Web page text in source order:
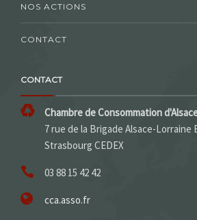
NOS ACTIONS
CONTACT
CONTACT
Chambre de Consommation
7 rue de la Brigade Alsace-Lorraine
Strasbourg CEDEX
03 88 15 42 42
cca.asso.fr